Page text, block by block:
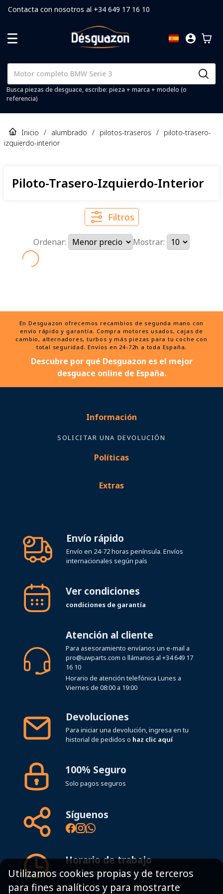
Contacta con nosotros al +34 649 17 16 10
Busca piezas de desguace, escribe: pieza + marca + modelo (o
referencia)
Inicio / alumbrado / pilotos-traseros / piloto-trasero-
izquierdo-interior
Piloto-Trasero-Izquierdo-Interior
Filtros
Ordenar: Mostrar:
envío rápido y garantía. Compra motores usados, cajas de
cambio, alternadores, turbos y más piezas para tu coche con
total seguridad. Envíos en 24-72h a toda España.
Descubre por qué Desguazon es el mejor
desguace online de España.
SOLICITAR UNA DEVOLUCIÓN
Políticas
Envío en 24-72 horas península. Envíos
internacionales según país
condiciones de garantía
Para asesoramiento envíanos un e-mail a
pro@uwparts.com o llámanos al
16 10
Horario de atención telefónica Lunes a
Viernes de 08:00 a 19:00
Para iniciar una devolución, ingresa en tu
historial de pedidos o
Solo pagos seguros
8:00 - 19:00h Lunes - Viernes
Mapa del sitio
Utilizamos cookies propias y de terceros
para fines analíticos y para mostrarte